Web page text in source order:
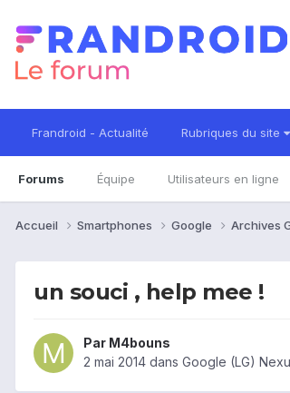
Frandroid - Actualité Rubriques du site
Forums Équipe Utilisateurs en ligne
Accueil Smartphones Google Archives
un souci , help mee !
Par M4bouns
2 mai 2014 dans Google (LG)